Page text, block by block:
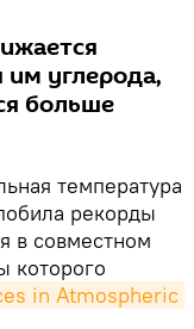
углерода,
больше
температура
рекорды
в совместном
которого
in Atmospheric